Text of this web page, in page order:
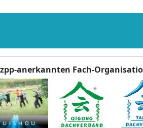
anerkannten Fach-